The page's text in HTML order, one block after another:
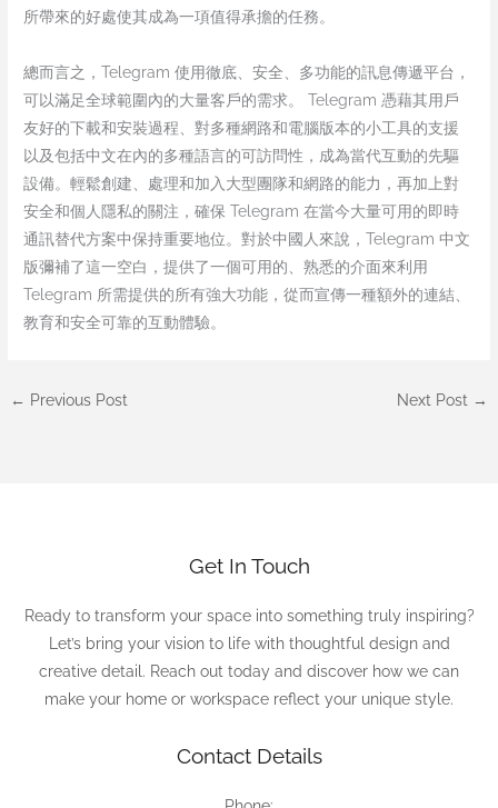
所帶來的好處使其成為一項值得承擔的任務。
總而言之，Telegram 使用徹底、安全、多功能的訊息傳遞平台，
可以滿足全球範圍內的大量客戶的需求。 Telegram 憑藉其用戶
友好的下載和安裝過程、對多種網路和電腦版本的小工具的支援
以及包括中文在內的多種語言的可訪問性，成為當代互動的先驅
設備。輕鬆創建、處理和加入大型團隊和網路的能力，再加上對
安全和個人隱私的關注，確保 Telegram 在當今大量可用的即時
通訊替代方案中保持重要地位。對於中國人來說，Telegram 中文
版彌補了這一空白，提供了一個可用的、熟悉的介面來利用
Telegram 所需提供的所有強大功能，從而宣傳一種額外的連結、
教育和安全可靠的互動體驗。
← Previous Post Next Post →
Get In Touch
Ready to transform your space into something truly inspiring?
Let’s bring your vision to life with thoughtful design and
creative detail. Reach out today and discover how we can
make your home or workspace reflect your unique style.
Contact Details